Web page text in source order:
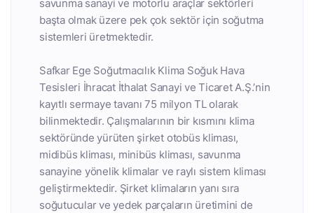
savunma sanayi ve motorlu araçlar sektörleri
başta olmak üzere pek çok sektör için soğutma
sistemleri üretmektedir.
Safkar Ege Soğutmacılık Klima Soğuk Hava
Tesisleri İhracat İthalat Sanayi ve Ticaret A.Ş.’nin
kayıtlı sermaye tavanı 75 milyon TL olarak
bilinmektedir. Çalışmalarının bir kısmını klima
sektöründe yürüten şirket otobüs kliması,
midibüs kliması, minibüs kliması, savunma
sanayine yönelik klimalar ve raylı sistem kliması
geliştirmektedir. Şirket klimaların yanı sıra
soğutucular ve yedek parçaların üretimini de